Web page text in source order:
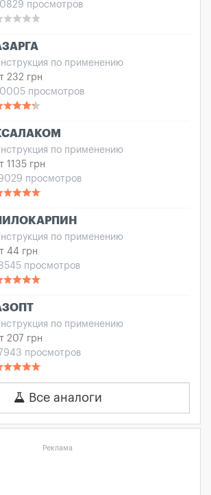
просмотров
по применению
232 грн
просмотров
по применению
1135 грн
просмотров
по применению
44 грн
просмотров
по применению
207 грн
просмотров
Все аналоги
Реклама